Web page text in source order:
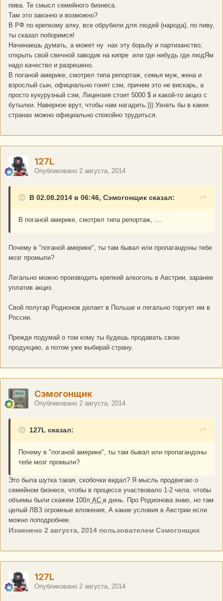
пива. Те смысл семейного бизнеса.
Там это законно и возможно?
В РФ по крепкому алку, все обрубили для людей (народа), по пиву,
ты сказал поборимся!
Начинаешь думать, а может ну нах эту борьбу и партизанство,
открыть свой свечной заводик на кипре или где нибудь где людЯм
надо качество и разрешено.
В поганой америке, смотрел типа репортаж, семья муж, жена и
взрослый сын, официально гонят сэм, причем это не вискарь, а
просто кукурузный сэм, Лицензия стоит 5000 $ и какой-то акциз с
бутылки. Наверное врут, чтобы нам нагадить.))) Узнать бы в каких
странах можно официально спокойно трудиться.
127L
Опубликовано 2 августа, 2014
В 02.08.2014 в 06:46, Сэмогонщик сказал:
В поганой америке, смотрел типа репортаж, ....
Почему в "поганой америке", ты там бывал или пропагандоны тебе
мозг промыли?
Легально можно производить крепкий алкоголь в Австрии, заранее
уплатив акциз.
Свой полугар Родионов делает в Польше и легально торгует им в
России.
Прежде подумай о том кому ты будешь продавать свою
продукцию, а потом уже выбирай страну.
Сэмогонщик
Опубликовано 2 августа, 2014
127L сказал:
Почему в "поганой америке", ты там бывал или пропагандоны
тебе мозг промыли?
Это была шутка такая, скобочки видал? Я мысль продвигаю о
семейном бизнесе, чтобы в процессе участвовало 1-2 чела. чтобы
объемы были скажем 100л АС в день. Про Родионова знаю, но там
целый ЛВЗ огромные вложения, А какие условия в Австрии если
можно поподробнее.
Изменено 2 августа, 2014 пользователем Сэмогонщик
127L
Опубликовано 2 августа, 2014